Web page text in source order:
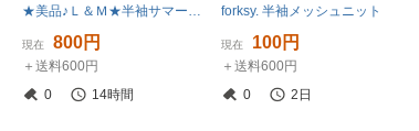
★美品♪Ｌ＆Ｍ★半袖サマーセーター・2枚組★ボーダー柄★
現在 800円
＋送料600円
0
14時間
forksy. 半袖メッシュニット
現在 100円
＋送料600円
0
2日